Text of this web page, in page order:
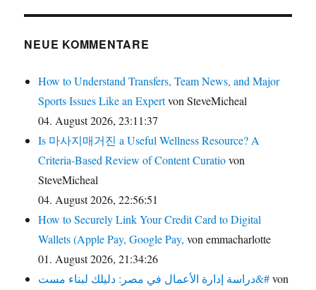
NEUE KOMMENTARE
How to Understand Transfers, Team News, and Major
Sports Issues Like an Expertvon SteveMicheal
04. August 2026, 23:11:37
Is 마사지매거진 a Useful Wellness Resource? A
Criteria-Based Review of Content Curatiovon
SteveMicheal
04. August 2026, 22:56:51
How to Securely Link Your Credit Card to Digital
Wallets (Apple Pay, Google Pay, von emmacharlotte
01. August 2026, 21:34:26
دراسة إدارة الأعمال في مصر: دليلك لبناء مست&#von